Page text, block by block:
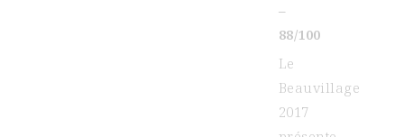
–
88/100
Le
Beauvillage
2017